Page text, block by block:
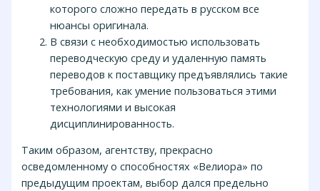
которого сложно передать в русском все
нюансы оригинала.
В связи с необходимостью использовать
переводческую среду и удаленную память
переводов к поставщику предъявлялись такие
требования, как умение пользоваться этими
технологиями и высокая
дисциплинированность.
Таким образом, агентству, прекрасно
осведомленному о способностях «Велиора» по
предыдущим проектам, выбор дался предельно